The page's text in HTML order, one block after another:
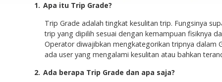
1. Apa itu Trip Grade?
Trip Grade adalah tingkat kesulitan trip. Fungsinya
trip yang dipilih sesuai dengan kemampuan fisiknya
Operator diwajibkan mengkategorikan tripnya dalam
ada user yang mengalami kesulitan atau bahkan
2. Ada berapa Trip Grade dan apa saja?